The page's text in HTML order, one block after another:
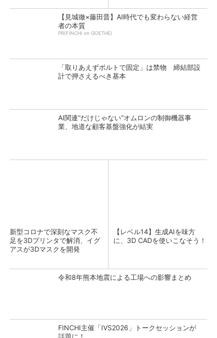
【見城徹×藤田晋】AI時代でも変わらない経営
者の本質
PR(FINCHI on GOETHE)
「取りあえずボルトで固定」は禁物 締結部設
計で押さえるべき基本
AI関連“だけじゃない”オムロンの制御機器事
業、地道な顧客基盤強化が結実
新型コロナで深刻なマスク不
足を3Dプリンタで解消、イグ
アスが3Dマスクを開発
【レベル14】生成AIを味方
に、3D CADを使いこなそう！
令和8年熊本地震による工場への影響まとめ
FINCHI主催「IVS2026」トークセッションが
話題に！